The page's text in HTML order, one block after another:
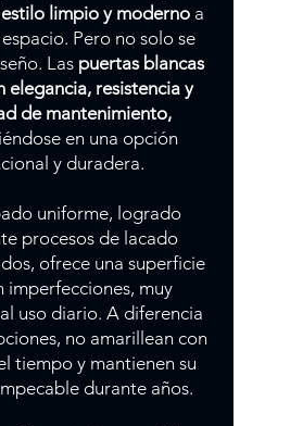
estilo limpio y moderno a
Pero no solo se
Las puertas blancas
elegancia, resistencia y
de mantenimiento,
en una opción
y duradera.
uniforme, logrado
procesos de lacado
ofrece una superficie
imperfecciones, muy
uso diario. A diferencia
no amarillean con
tiempo y mantienen su
durante años.